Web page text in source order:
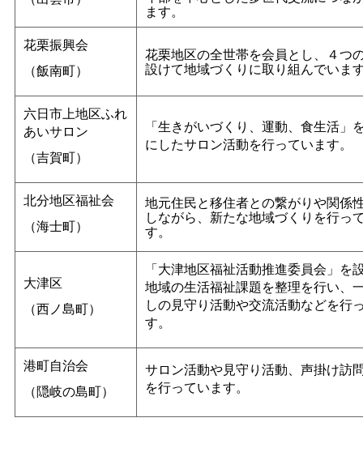
ます。
花栗振興会
（飯南町）
花栗地区の全世帯を会員とし、４つ
設けて地域づくりに取り組んでいま
六日市上地区ふれ
あいサロン
（吉賀町）
「生きがいづくり、運動、食生活」
にしたサロン活動を行っています。
北分地区福祉会
（海士町）
地元住民と移住者との繋がりや関係
しながら、新たな地域づくりを行っ
す。
大津区
（西ノ島町）
「大津地区福祉活動推進委員会」を
地域の生活福祉課題を整理を行い、
しの見守り活動や交流活動などを行
す。
港町自治会
（隠岐の島町）
サロン活動や見守り活動、声掛け訪
を行っています。